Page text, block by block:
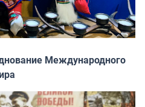
Международного